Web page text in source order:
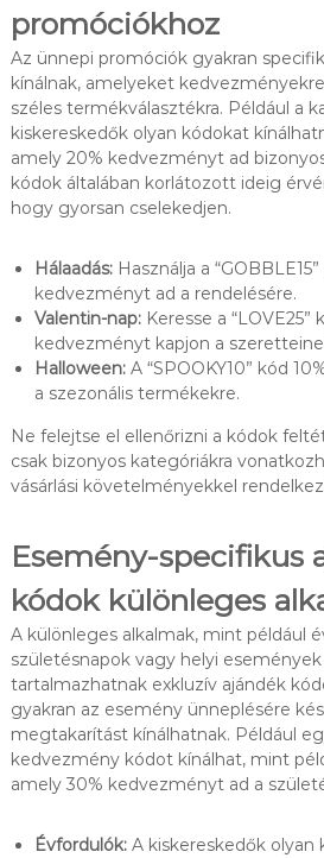
promóciókhoz
Az ünnepi promóciók gyakran
kínálnak, amelyeket
széles termékválasztékra. Például a
kiskereskedők olyan kódokat
amely 20% kedvezményt ad
kódok általában korlátozott ideig
hogy gyorsan cselekedjen.
Hálaadás:Használja a
kedvezményt ad a rendelésére.
Valentin-nap:Keresse a “LOVE25”
kedvezményt kapjon a
Halloween:A “SPOOKY10” kód
a szezonális termékekre.
Ne felejtse el ellenőrizni a kódok
csak bizonyos kategóriákra
vásárlási követelményekkel
Esemény-specifikus
kódok különleges
A különleges alkalmak, mint például
születésnapok vagy helyi
tartalmazhatnak exkluzív ajándék
gyakran az esemény ünneplésére
megtakarítást kínálhatnak. Például
kedvezmény kódot kínálhat, mint
amely 30% kedvezményt ad a
Évfordulók:A kiskereskedők olyan